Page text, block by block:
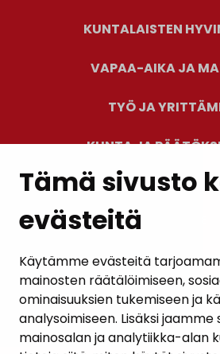
Tämä sivusto
evästeitä
Käytämme evästeitä
mainosten räätälöimiseen,
ominaisuuksien tukemiseen ja
analysoimiseen. Lisäksi jaamme
mainosalan ja analytiikka-alan
KUNTALAISTEN
VAPAA-AIKA JA
TYÖ JA
KUNTA JA